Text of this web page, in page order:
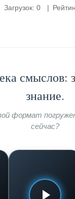
Загрузок: 0 |
смыслов:
знание.
формат
сейчас?
ШЕФ-ПОВАРА ГЕОРГИЯ
ИОСАВА
Лобио. Сванская